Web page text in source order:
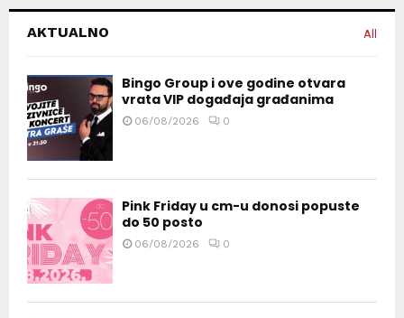
AKTUALNO All
Bingo Group i ove godine otvara
vrata VIP događaja građanima
06/08/2026 0
Pink Friday u cm-u donosi popuste
do 50 posto
06/08/2026 0